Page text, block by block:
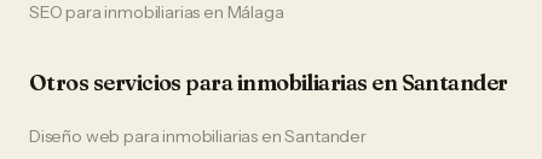
SEO para inmobiliarias en Málaga
Otros servicios parainmobiliarias enSantander
Diseño web para inmobiliarias enSantander